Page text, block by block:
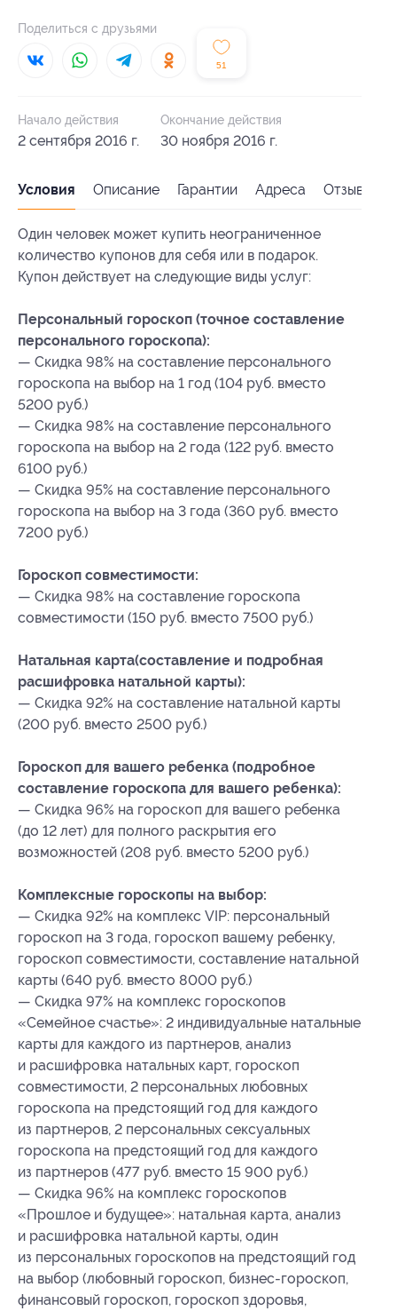
51
Поделиться с друзьями
Начало действия
2 сентября 2016 г.
Окончание действия
30 ноября 2016 г.
Условия Описание Гарантии Адреса Отзывы
Один человек может купить неограниченное
количество купонов для себя или в подарок.
Купон действует на следующие виды услуг:
Персональный гороскоп (точное составление
персонального гороскопа):
— Скидка 98% на составление персонального
гороскопа на выбор на 1 год (104 руб. вместо
5200 руб.)
— Скидка 98% на составление персонального
гороскопа на выбор на 2 года (122 руб. вместо
6100 руб.)
— Скидка 95% на составление персонального
гороскопа на выбор на 3 года (360 руб. вместо
7200 руб.)
Гороскоп совместимости:
— Скидка 98% на составление гороскопа
совместимости (150 руб. вместо 7500 руб.)
Натальная карта(составление и подробная
расшифровка натальной карты):
— Скидка 92% на составление натальной карты
(200 руб. вместо 2500 руб.)
Гороскоп для вашего ребенка (подробное
составление гороскопа для вашего ребенка):
— Скидка 96% на гороскоп для вашего ребенка
(до 12 лет) для полного раскрытия его
возможностей (208 руб. вместо 5200 руб.)
Комплексные гороскопы на выбор:
— Скидка 92% на комплекс VIP: персональный
гороскоп на 3 года, гороскоп вашему ребенку,
гороскоп совместимости, составление натальной
карты (640 руб. вместо 8000 руб.)
— Скидка 97% на комплекс гороскопов
«Семейное счастье»: 2 индивидуальные натальные
карты для каждого из партнеров, анализ
и расшифровка натальных карт, гороскоп
совместимости, 2 персональных любовных
гороскопа на предстоящий год для каждого
из партнеров, 2 персональных сексуальных
гороскопа на предстоящий год для каждого
из партнеров (477 руб. вместо 15 900 руб.)
— Скидка 96% на комплекс гороскопов
«Прошлое и будущее»: натальная карта, анализ
и расшифровка натальной карты, один
из персональных гороскопов на предстоящий год
на выбор (любовный гороскоп, бизнес-гороскоп,
финансовый гороскоп, гороскоп здоровья,